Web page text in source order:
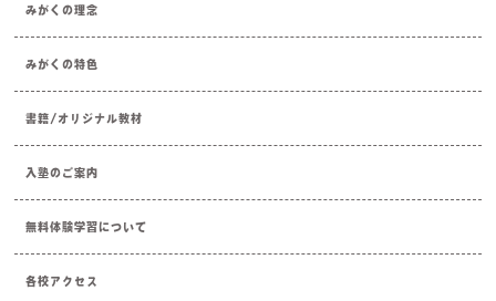
みがくの理念
みがくの特色
書籍/オリジナル教材
入塾のご案内
無料体験学習について
各校アクセス